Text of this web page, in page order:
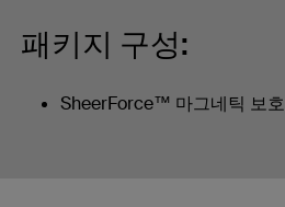
패키지 구성:
SheerForce™ 마그네틱 보